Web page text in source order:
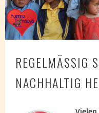
REGELMÄSSIG
ACHHALTIG